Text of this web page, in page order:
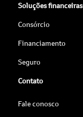
Soluções financeiras
Consórcio
Financiamento
Seguro
Contato
Fale conosco